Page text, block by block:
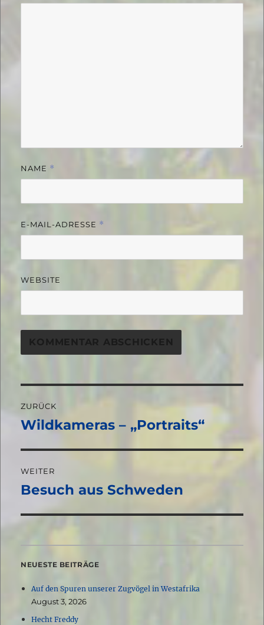
NAME *
E-MAIL-ADRESSE *
WEBSITE
ZURÜCK
Vorheriger
Wildkameras – „Portraits“
WEITER
Nächster
Besuch aus Schweden
NEUESTE BEITRÄGE
Auf den Spuren unserer Zugvögel in Westafrika
August 3, 2026
Hecht Freddy